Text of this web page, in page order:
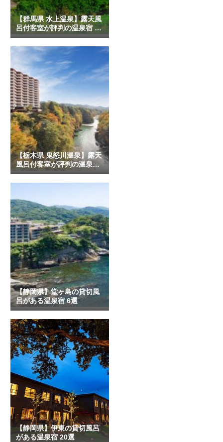
【群馬県 水上温泉】露天風
呂付客室が評判の温泉宿 4
選
【栃木県 鬼怒川温泉】露天
風呂付客室が評判の温泉宿
10選
【静岡県】堂ヶ島の貸切風
呂がある温泉宿 6選
【静岡県】伊東の貸切風呂
がある温泉宿 20選